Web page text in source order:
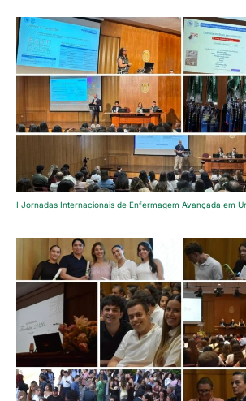
I Jornadas Internacionais de Enfermagem Avançada em